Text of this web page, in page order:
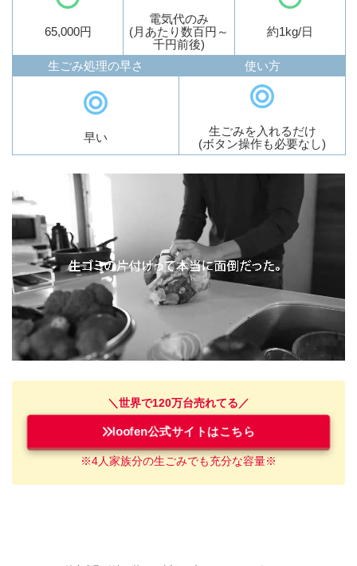
65,000円
電気代のみ
(月あたり数百円～
千円前後)
約1kg/日
生ごみ処理の早さ
早い
使い方
生ごみを入れるだけ
(ボタン操作も必要なし)
＼世界で120万台売れてる／
loofen公式サイトはこちら
※4人家族分の生ごみでも充分な容量※